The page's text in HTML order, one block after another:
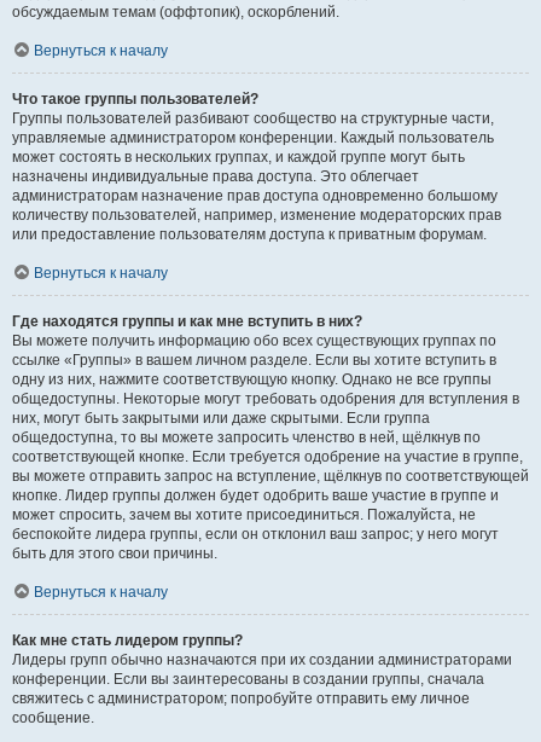
обсуждаемым темам (оффтопик), оскорблений.
Вернуться к началу
Что такое группы пользователей?
Группы пользователей разбивают сообщество на структурные части,
управляемые администратором конференции. Каждый пользователь
может состоять в нескольких группах, и каждой группе могут быть
назначены индивидуальные права доступа. Это облегчает
администраторам назначение прав доступа одновременно большому
количеству пользователей, например, изменение модераторских прав
или предоставление пользователям доступа к приватным форумам.
Вернуться к началу
Где находятся группы и как мне вступить в них?
Вы можете получить информацию обо всех существующих группах по
ссылке «Группы» в вашем личном разделе. Если вы хотите вступить в
одну из них, нажмите соответствующую кнопку. Однако не все группы
общедоступны. Некоторые могут требовать одобрения для вступления в
них, могут быть закрытыми или даже скрытыми. Если группа
общедоступна, то вы можете запросить членство в ней, щёлкнув по
соответствующей кнопке. Если требуется одобрение на участие в группе,
вы можете отправить запрос на вступление, щёлкнув по соответствующей
кнопке. Лидер группы должен будет одобрить ваше участие в группе и
может спросить, зачем вы хотите присоединиться. Пожалуйста, не
беспокойте лидера группы, если он отклонил ваш запрос; у него могут
быть для этого свои причины.
Вернуться к началу
Как мне стать лидером группы?
Лидеры групп обычно назначаются при их создании администраторами
конференции. Если вы заинтересованы в создании группы, сначала
свяжитесь с администратором; попробуйте отправить ему личное
сообщение.